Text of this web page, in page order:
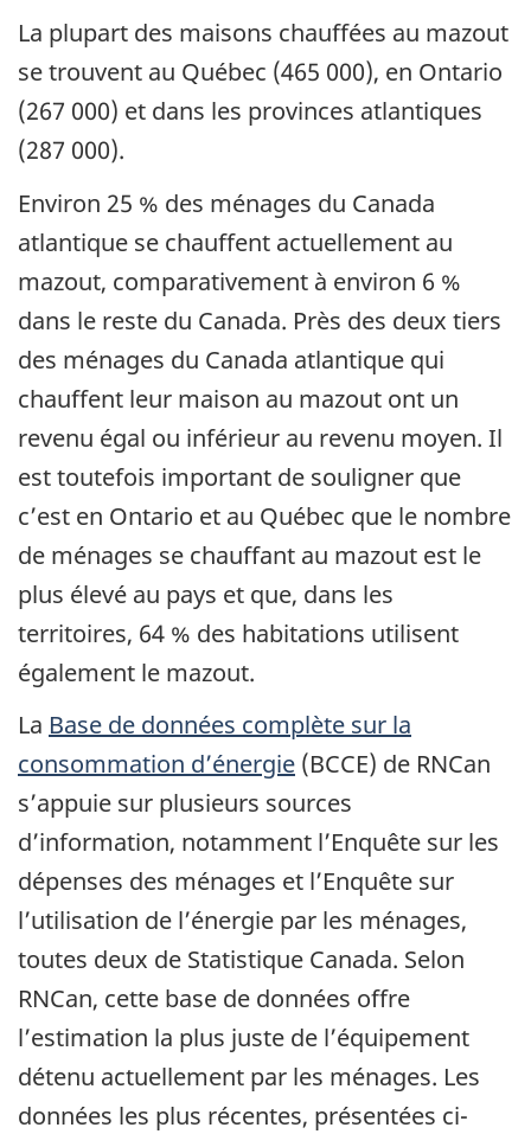
La plupart des maisons chauffées au mazout
se trouvent au Québec (465 000), en Ontario
(267 000) et dans les provinces atlantiques
(287 000).
Environ 25 % des ménages du Canada
atlantique se chauffent actuellement au
mazout, comparativement à environ 6 %
dans le reste du Canada. Près des deux tiers
des ménages du Canada atlantique qui
chauffent leur maison au mazout ont un
revenu égal ou inférieur au revenu moyen. Il
est toutefois important de souligner que
c’est en Ontario et au Québec que le nombre
de ménages se chauffant au mazout est le
plus élevé au pays et que, dans les
territoires, 64 % des habitations utilisent
également le mazout.
La Base de données complète sur la
consommation d’énergie (BCCE) de RNCan
s’appuie sur plusieurs sources
d’information, notamment l’Enquête sur les
dépenses des ménages et l’Enquête sur
l’utilisation de l’énergie par les ménages,
toutes deux de Statistique Canada. Selon
RNCan, cette base de données offre
l’estimation la plus juste de l’équipement
détenu actuellement par les ménages. Les
données les plus récentes, présentées ci-